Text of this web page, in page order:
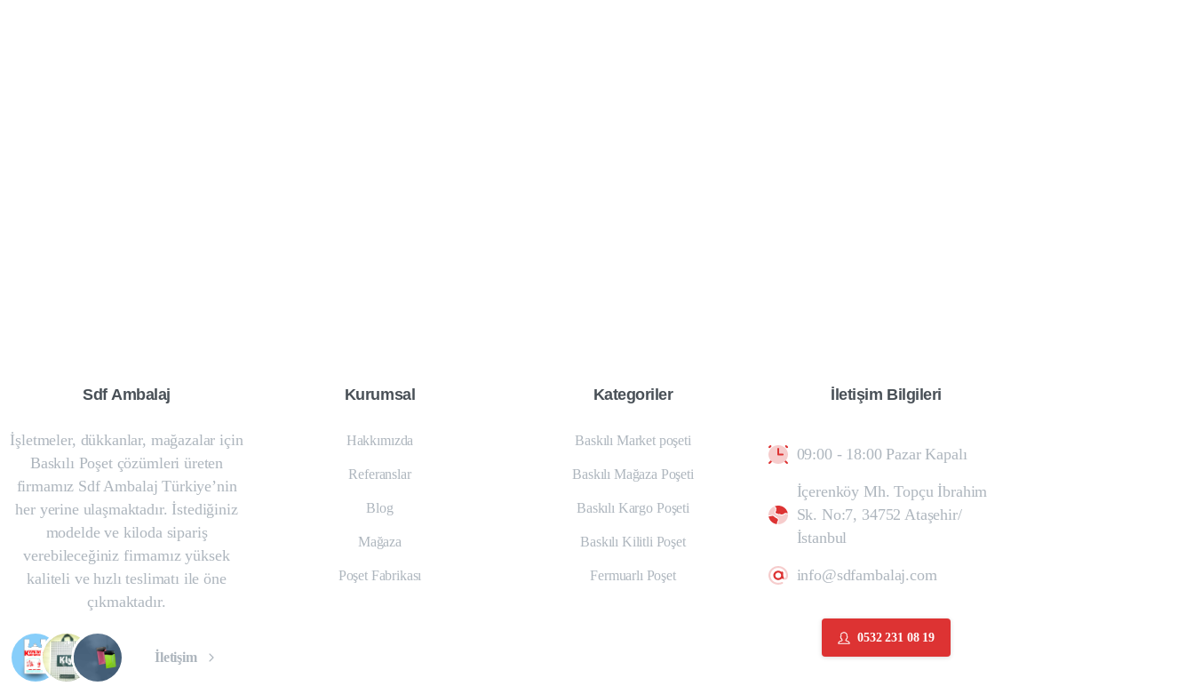
Sdf Ambalaj
İşletmeler, dükkanlar, mağazalar için
Baskılı Poşet çözümleri üreten
firmamız Sdf Ambalaj Türkiye’nin
her yerine ulaşmaktadır. İstediğiniz
modelde ve kiloda sipariş
verebileceğiniz firmamız yüksek
kaliteli ve hızlı teslimatı ile öne
çıkmaktadır.
İletişim
Kurumsal
Hakkımızda
Referanslar
Blog
Mağaza
Poşet Fabrikası
Kategoriler
Baskılı Market poşeti
Baskılı Mağaza Poşeti
Baskılı Kargo Poşeti
Baskılı Kilitli Poşet
Fermuarlı Poşet
İletişim Bilgileri
09:00 - 18:00 Pazar Kapalı
İçerenköy Mh. Topçu İbrahim
Sk. No:7, 34752 Ataşehir/
İstanbul
info@sdfambalaj.com
0532 231 08 19